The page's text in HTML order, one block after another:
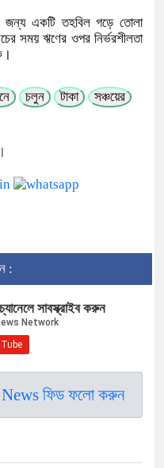
জন্য একটি তহবিল গড়ে তোলা
সময় ঋণের ওপর নির্ভরশীলতা
চলুন টাকা
সঞ্চয়ের
:
সাবস্ক্রাইব করুন
News ফিড ফলো করুন